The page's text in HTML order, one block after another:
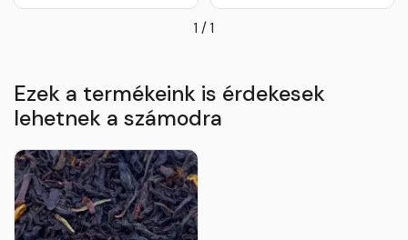
1 / 1
Ezek a termékeink is érdekesek
lehetnek a számodra